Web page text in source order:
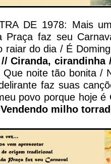
DE 1978: Mais
Praça faz seu
raiar do dia / É
// Ciranda, cirandinha
Que noite tão bonita /
faz suas
povo porque hoje é
milho